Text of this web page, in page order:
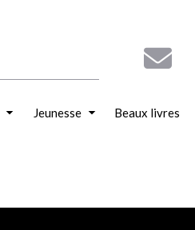
Jeunesse Beaux livres